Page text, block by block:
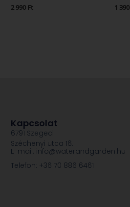
2 990 Ft 1 390
Kapcsolat
6791 Szeged
Széchenyi utca 16.
E-mail: info@waterandgarden.hu
Telefon: +36 70 886 6461